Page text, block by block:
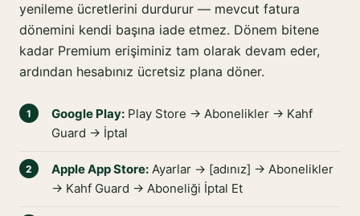
yenileme ücretlerini durdurur — mevcut fatura
dönemini kendi başına iade etmez. Dönem bitene
kadar Premium erişiminiz tam olarak devam eder,
ardından hesabınız ücretsiz plana döner.
Google Play: Play Store → Abonelikler → Kahf
Guard → İptal
Apple App Store: Ayarlar → [adınız] → Abonelikler
→ Kahf Guard → Aboneliği İptal Et